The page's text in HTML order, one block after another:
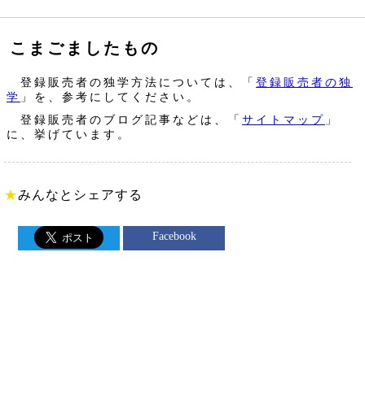
こまごましたもの
登録販売者の独学方法については、「 登録販売者の独
学 」を、参考にしてください。
登録販売者のブログ記事などは、「 サイトマップ 」
に、挙げています。
★みんなとシェアする
Facebook